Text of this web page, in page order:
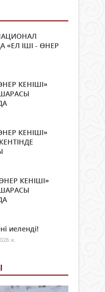
«ЕЛ ІШІ - ӨНЕР
КЕНІШІ»
КЕНІШІ»
КЕНІШІ»
иеленді!
ж.